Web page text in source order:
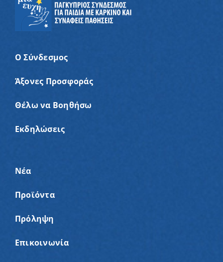
Ο Σύνδεσμος
Άξονες Προσφοράς
Θέλω να Βοηθήσω
Εκδηλώσεις
Νέα
Προϊόντα
Πρόληψη
Επικοινωνία